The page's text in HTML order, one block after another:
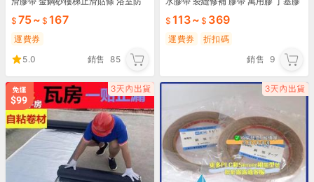
75~ 167
運費券
5.0
銷售 85
113~ 369
運費券
折扣碼
銷售
9